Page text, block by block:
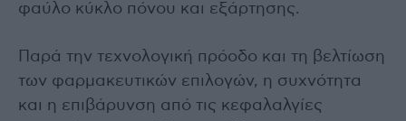
φαύλο κύκλο πόνου και εξάρτησης.
Παρά την τεχνολογική πρόοδο και τη βελτίωση
των φαρμακευτικών επιλογών, η συχνότητα
και η επιβάρυνση από τις κεφαλαλγίες